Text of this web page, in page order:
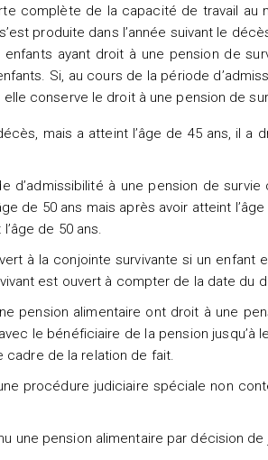
complète de la capacité de travail au
produite dans l’année suivant le
ayant droit à une pension de
Si, au cours de la période
conserve le droit à une pension de
mais a atteint l’âge de 45 ans, il a
d’admissibilité à une pension de
de 50 ans mais après avoir atteint
de 50 ans.
à la conjointe survivante si un enfant
est ouvert à compter de la date du
pension alimentaire ont droit à une
le bénéficiaire de la pension jusqu’à
cadre de la relation de fait.
procédure judiciaire spéciale non
une pension alimentaire par décision de